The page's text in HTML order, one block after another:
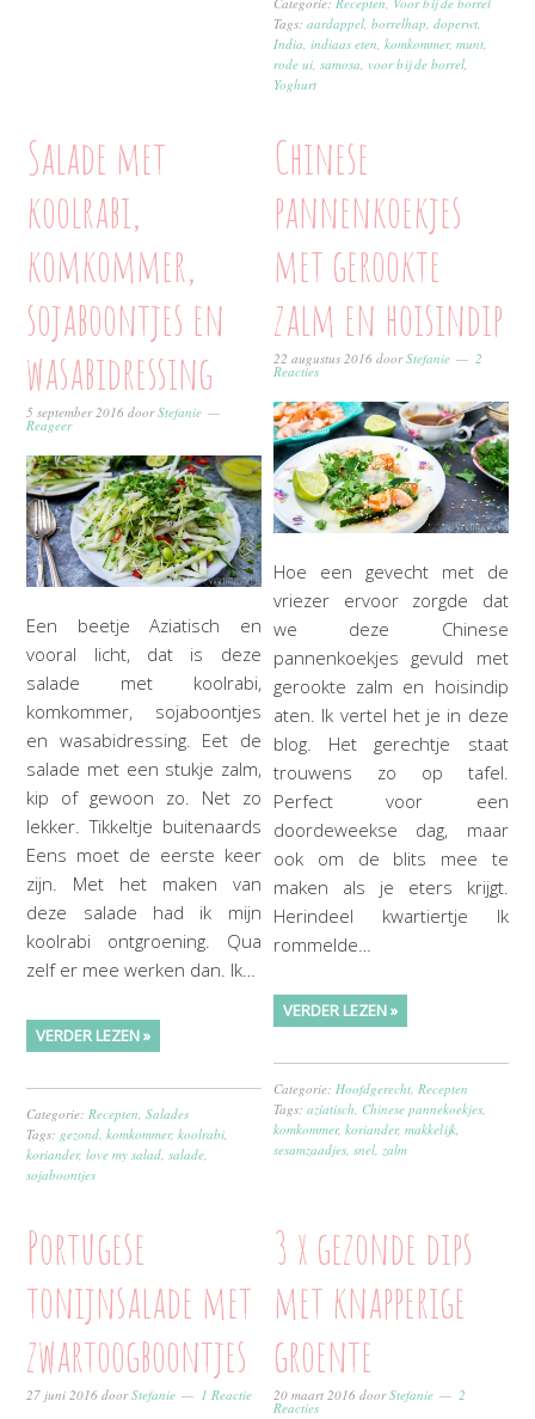
Tags:aardappel ,borrelhap ,doperwt
India ,indiaas eten ,komkommer,munt
rode ui ,samosa voor bij de borrel
Yoghurt
Salade met
koolrabi,
komkommer,
sojaboontjes en
wasabidressing
5 september 2016 doorStefanie
Reageer
Een beetje Aziatisch en
vooral licht, dat is deze
salade met koolrabi,
komkommer, sojaboontjes
en wasabidressing. Eet de
salade met een stukje zalm,
kip of gewoon zo. Net zo
lekker. Tikkeltje buitenaards
Eens moet de eerste keer
zijn. Met het maken van
deze salade had ik mijn
koolrabi ontgroening. Qua
zelf er mee werken dan. Ik…
VERDER LEZEN »
Categorie:Recepten,Salades
Tags: gezond,komkommer,koolrabi,
koriander,love my salad,salade,
sojaboontjes
Chinese
pannenkoekjes
met gerookte
zalm en hoisindip
22 augustus 2016 doorStefanie 2
Reacties
Hoe een gevecht met de
vriezer ervoor zorgde dat
we deze Chinese
pannenkoekjes gevuld met
gerookte zalm en hoisindip
aten. Ik vertel het je in deze
blog. Het gerechtje staat
trouwens zo op tafel.
Perfect voor een
doordeweekse dag, maar
ook om de blits mee te
maken als je eters krijgt.
Herindeel kwartiertje Ik
rommelde…
VERDER LEZEN »
Categorie:Hoofdgerecht,Recepten
Tags:aziatisch,Chinese pannekoekjes,
komkommer,koriander,makkelijk,
sesamzaadjes,snel,zalm
Portugese
tonijnsalade met
zwartoogboontjes
27 juni 2016 doorStefanie 1 Reactie
3 x gezonde dips
met knapperige
groente
20 maart 2016 doorStefanie 2
Reacties